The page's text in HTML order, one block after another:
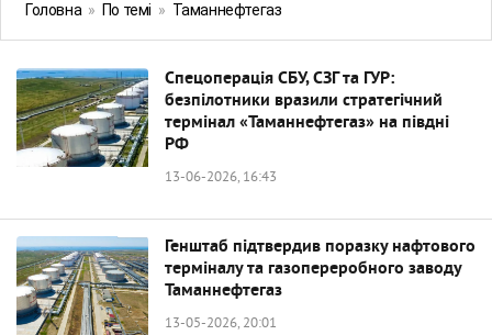
Головна » По темі » Таманнефтегаз
Спецоперація СБУ, СЗГ та ГУР:
безпілотники вразили стратегічний
термінал «Таманнефтегаз» на півдні
РФ
13-06-2026, 16:43
Генштаб підтвердив поразку нафтового
терміналу та газопереробного заводу
Таманнефтегаз
13-05-2026, 20:01